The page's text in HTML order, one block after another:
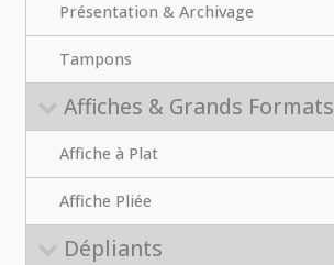
Présentation & Archivage
Tampons
Affiches & Grands Formats
Affiche à Plat
Affiche Pliée
Dépliants